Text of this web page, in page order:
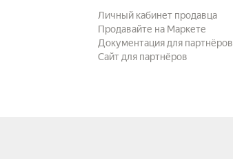
Личный кабинет продавца
Продавайте на Маркете
Документация для партнёров
Сайт для партнёров